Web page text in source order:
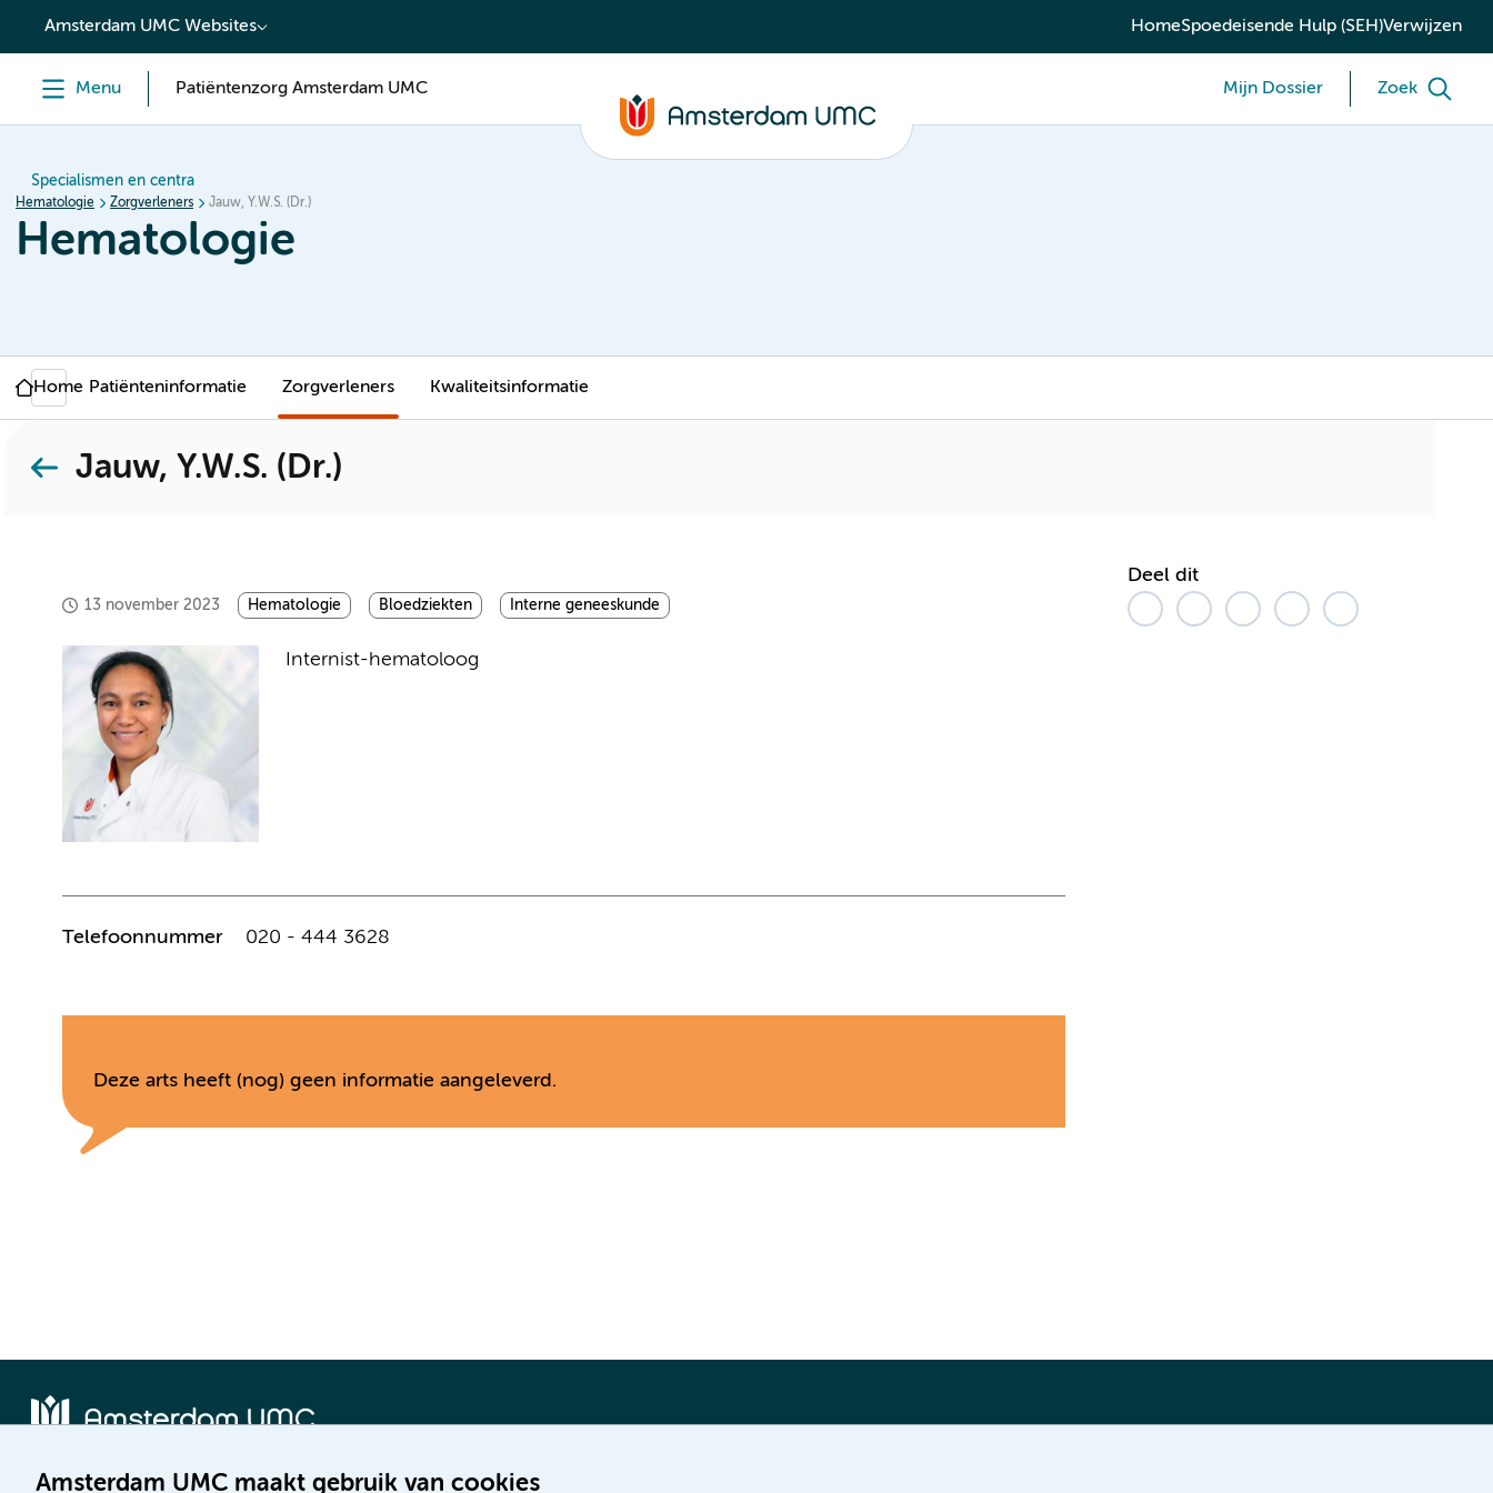
content
Amsterdam UMC Websites HomeSpoedeisende Hulp (SEH)Verwijzen
Menu Patiëntenzorg Amsterdam UMC Mijn Dossier Zoek
Specialismen en centra
Hematologie Zorgverleners Jauw, Y.W.S. (Dr.)
Hematologie
Home Patiënteninformatie Zorgverleners Kwaliteitsinformatie
Jauw, Y.W.S. (Dr.)
13 november 2023 Hematologie Bloedziekten Interne geneeskunde
Internist-hematoloog
Telefoonnummer 020 - 444 3628
Deze arts heeft (nog) geen informatie aangeleverd.
Deel dit
Amsterdam UMC maakt gebruik van cookies